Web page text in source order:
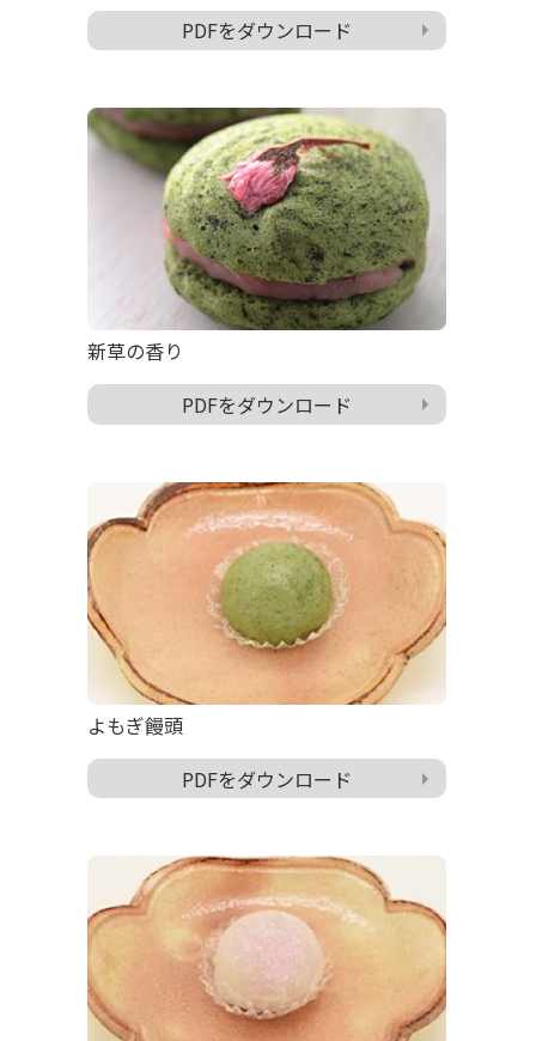
PDFをダウンロード
新草の香り
PDFをダウンロード
よもぎ饅頭
PDFをダウンロード